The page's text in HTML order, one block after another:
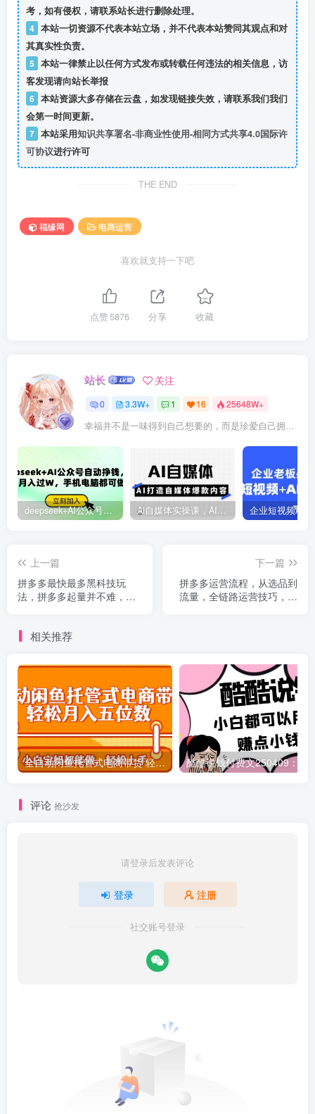
考，如有侵权，请联系站长进行删除处理。
4 本站一切资源不代表本站立场，并不代表本站赞同其观点和对
其真实性负责。
5 本站一律禁止以任何方式发布或转载任何违法的相关信息，访
客发现请向站长举报
6 本站资源大多存储在云盘，如发现链接失效，请联系我们我们
会第一时间更新。
7 本站采用知识共享署名-非商业性使用-相同方式共享4.0国际许
可协议进行许可
THE END
福缘网 电商运营
喜欢就支持一下吧
点赞5876 分享 收藏
站长 关注
0 3.3W+ 1 16 25648W+
幸福并不是一味得到自己想要的，而是珍爱自己拥有的
deepseek+AI公众号自动挣钱，轻松月入过W，手机电脑都可做 Ai自媒体实操课，AI打造自媒体爆款内容
上一篇
拼多多最快最多黑科技玩
法，拼多多起量并不难，难
下一篇
拼多多运营流程，从选品到
流量，全链路运营技巧，助
相关推荐
全自动闲鱼托管式电商带货 轻松实现月入五位数
评论 抢沙发
请登录后发表评论
登录 注册
社交账号登录